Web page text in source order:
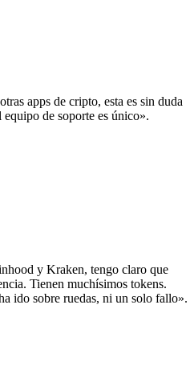
apps de cripto, esta es sin duda
de soporte es único».
y Kraken, tengo claro que
Tienen muchísimos tokens.
ido sobre ruedas, ni un solo fallo».